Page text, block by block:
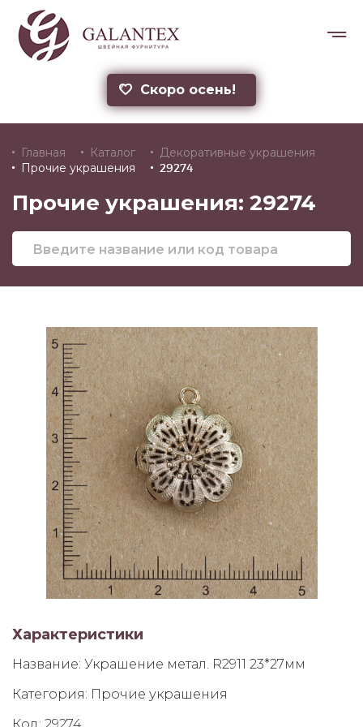
Скоро осень!
Главная Каталог
Декоративные украшения
Прочие украшения
29274
Прочие украшения: 29274
Характеристики
Название: Украшение метал. R2911 23*27мм
Категория: Прочие украшения